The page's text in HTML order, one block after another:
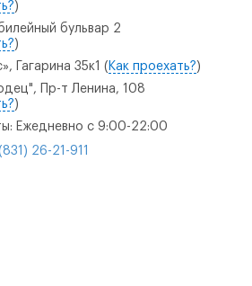
)
бульвар 2
)
Гагарина 35к1 ( Как проехать?)
Пр-т Ленина, 108
)
Ежедневно с 9:00-22:00
26-21-911